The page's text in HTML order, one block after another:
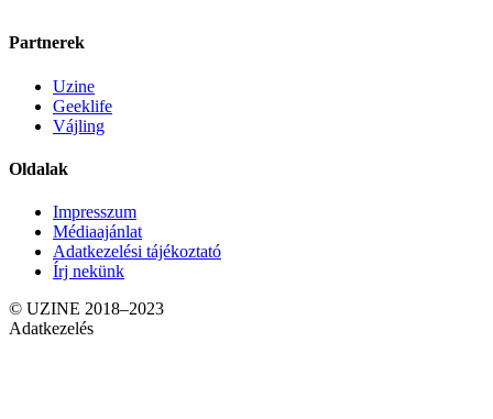
Partnerek
Uzine
Geeklife
Vájling
Oldalak
Impresszum
Médiaajánlat
Adatkezelési tájékoztató
Írj nekünk
© UZINE 2018–2023
Adatkezelés